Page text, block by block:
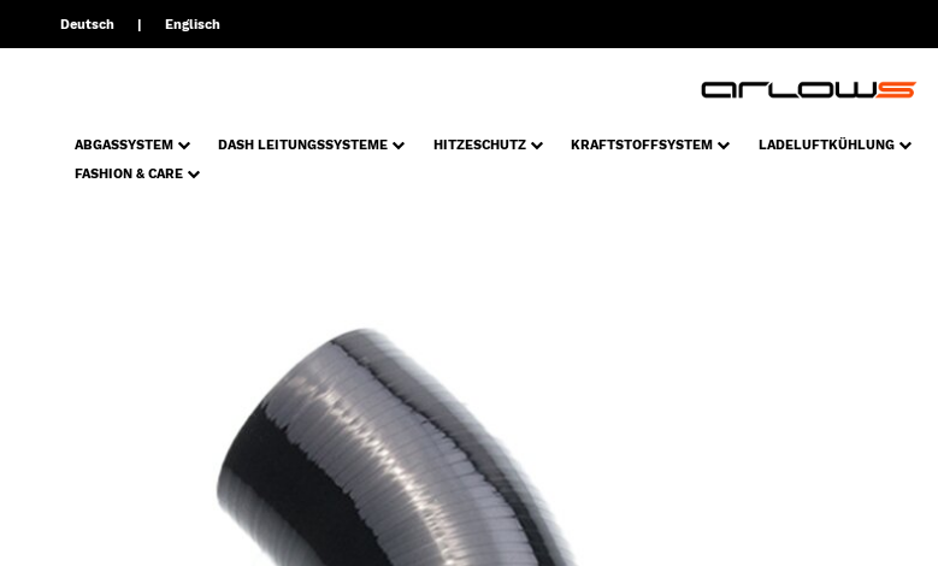
Deutsch Englisch
ABGASSYSTEM DASH LEITUNGSSYSTEME HITZESCHUTZ KRAFTSTOFFSYSTEM LADELUFTKÜHLUNG
FASHION & CARE